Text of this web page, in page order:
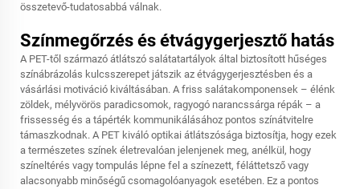
összetevő-tudatosabbá válnak.
Színmegőrzés és étvágygerjesztő hatás
A PET-től származó átlátszó salátatartályok által biztosított hűséges
színábrázolás kulcsszerepet játszik az étvágygerjesztésben és a
vásárlási motiváció kiváltásában. A friss salátakomponensek – élénk
zöldek, mélyvörös paradicsomok, ragyogó narancssárga répák – a
frissesség és a tápérték kommunikálásához pontos színátvitelre
támaszkodnak. A PET kiváló optikai átlátszósága biztosítja, hogy ezek
a természetes színek életrevalóan jelenjenek meg, anélkül, hogy
színeltérés vagy tompulás lépne fel a színezett, féláttetsző vagy
alacsonyabb minőségű csomagolóanyagok esetében. Ez a pontos